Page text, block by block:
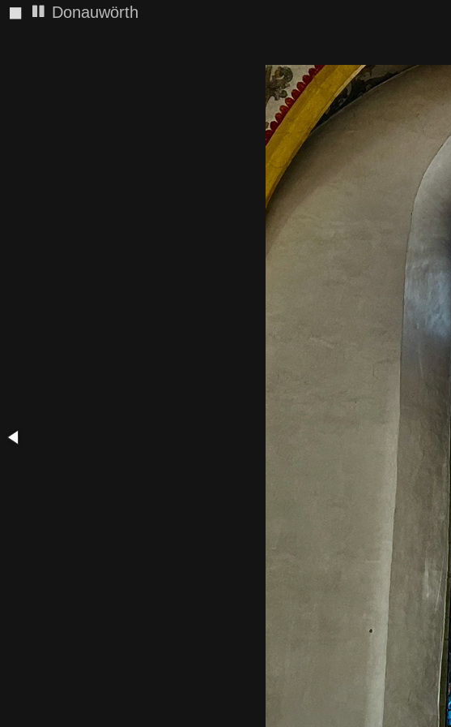
◼ Donauwörth